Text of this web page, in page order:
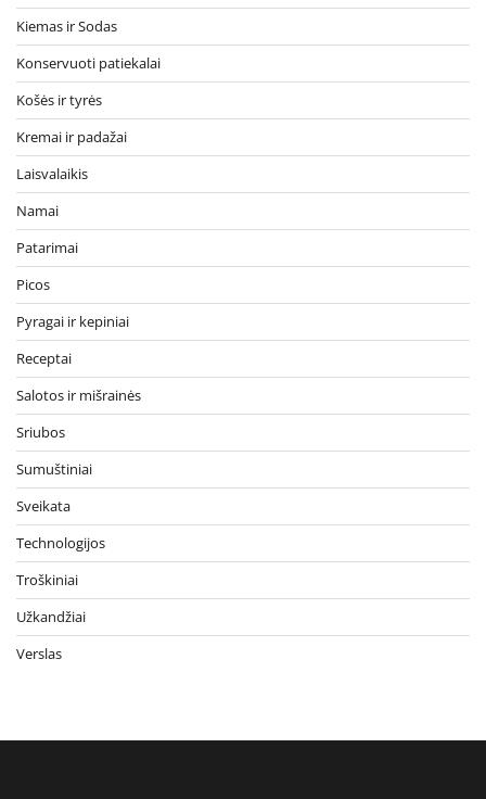
Kiemas ir Sodas
Konservuoti patiekalai
Košės ir tyrės
Kremai ir padažai
Laisvalaikis
Namai
Patarimai
Picos
Pyragai ir kepiniai
Receptai
Salotos ir mišrainės
Sriubos
Sumuštiniai
Sveikata
Technologijos
Troškiniai
Užkandžiai
Verslas